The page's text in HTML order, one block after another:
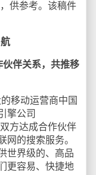
供参考。该稿件
伴关系，共推移
移动运营商中国
擎公司
方达成合作伙伴
网的搜索服务。
世界级的、高品
更容易、快捷地